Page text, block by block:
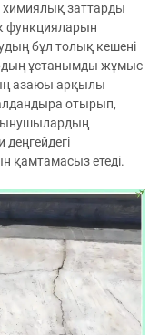
химиялық заттарды
функцияларын
бұл толық кешені
ұстанымды жұмыс
азаюы арқылы
отырып,
қамтамасыз етеді.